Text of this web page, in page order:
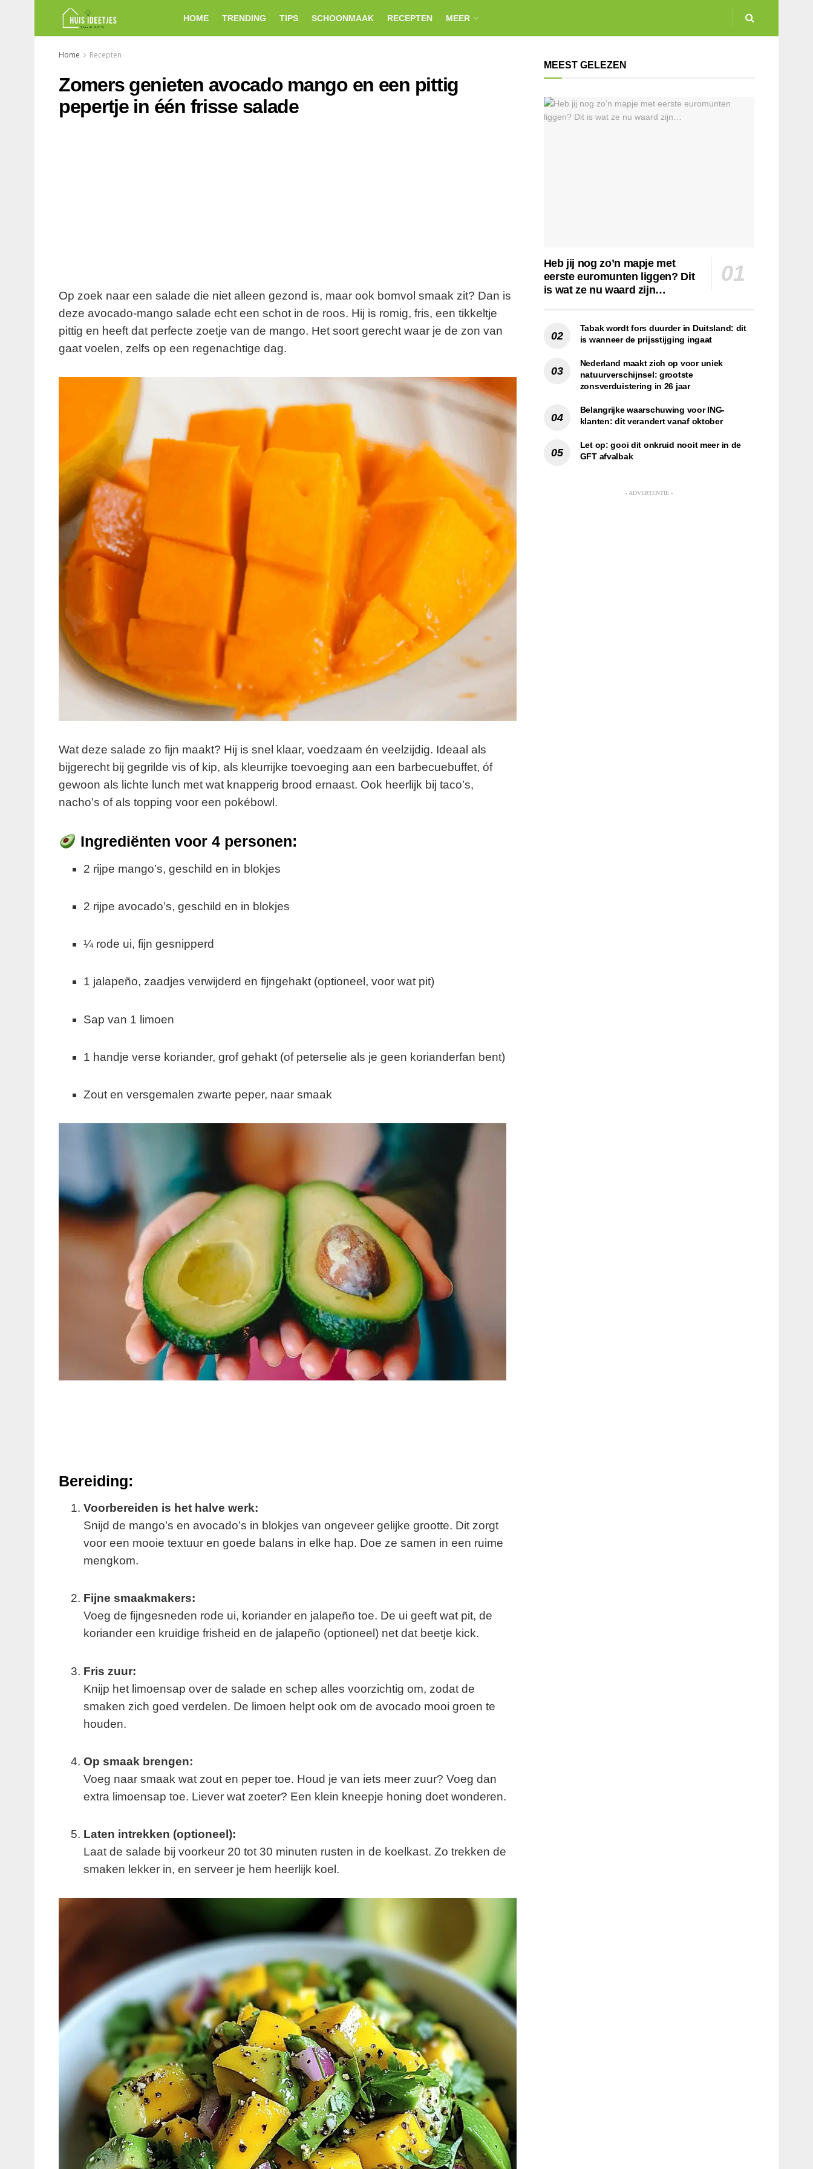
HOME TRENDING TIPS SCHOONMAAK RECEPTEN MEER
Home Recepten
Zomers genieten avocado mango en een pittig
pepertje in één frisse salade
Op zoek naar een salade die niet alleen gezond is, maar ook bomvol smaak zit? Dan is
deze avocado-mango salade echt een schot in de roos. Hij is romig, fris, een tikkeltje
pittig en heeft dat perfecte zoetje van de mango. Het soort gerecht waar je de zon van
gaat voelen, zelfs op een regenachtige dag.
Wat deze salade zo fijn maakt? Hij is snel klaar, voedzaam én veelzijdig. Ideaal als
bijgerecht bij gegrilde vis of kip, als kleurrijke toevoeging aan een barbecuebuffet, óf
gewoon als lichte lunch met wat knapperig brood ernaast. Ook heerlijk bij taco’s,
nacho’s of als topping voor een pokébowl.
Ingrediënten voor 4 personen:
2 rijpe mango’s, geschild en in blokjes
2 rijpe avocado’s, geschild en in blokjes
¼ rode ui, fijn gesnipperd
1 jalapeño, zaadjes verwijderd en fijngehakt (optioneel, voor wat pit)
Sap van 1 limoen
1 handje verse koriander, grof gehakt (of peterselie als je geen korianderfan bent)
Zout en versgemalen zwarte peper, naar smaak
Bereiding:
Voorbereiden is het halve werk:
Snijd de mango’s en avocado’s in blokjes van ongeveer gelijke grootte. Dit zorgt
voor een mooie textuur en goede balans in elke hap. Doe ze samen in een ruime
mengkom.
Fijne smaakmakers:
Voeg de fijngesneden rode ui, koriander en jalapeño toe. De ui geeft wat pit, de
koriander een kruidige frisheid en de jalapeño (optioneel) net dat beetje kick.
Fris zuur:
Knijp het limoensap over de salade en schep alles voorzichtig om, zodat de
smaken zich goed verdelen. De limoen helpt ook om de avocado mooi groen te
houden.
Op smaak brengen:
Voeg naar smaak wat zout en peper toe. Houd je van iets meer zuur? Voeg dan
extra limoensap toe. Liever wat zoeter? Een klein kneepje honing doet wonderen.
Laten intrekken (optioneel):
Laat de salade bij voorkeur 20 tot 30 minuten rusten in de koelkast. Zo trekken de
smaken lekker in, en serveer je hem heerlijk koel.
MEEST GELEZEN
Heb jij nog zo’n mapje met
eerste euromunten liggen? Dit
is wat ze nu waard zijn…
Tabak wordt fors duurder in Duitsland: dit
is wanneer de prijsstijging ingaat
Nederland maakt zich op voor uniek
natuurverschijnsel: grootste
zonsverduistering in 26 jaar
Belangrijke waarschuwing voor ING-
klanten: dit verandert vanaf oktober
Let op: gooi dit onkruid nooit meer in de
GFT afvalbak
- ADVERTENTIE -